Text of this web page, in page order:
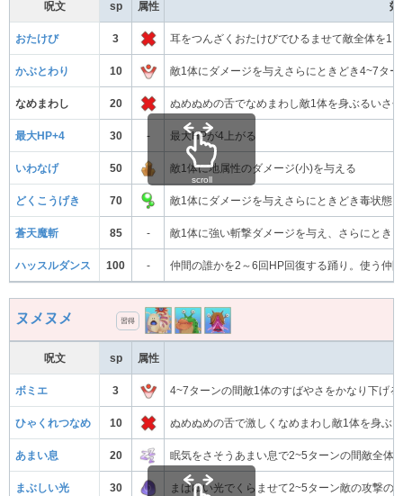
呪文 sp 属性 効
おたけび 3 耳をつんざくおたけびでひるませて敵全体を1
かぶとわり 10 敵1体にダメージを与えさらにときどき4~7タ
なめまわし 20 ぬめぬめの舌でなめまわし敵1体を身ぶるいさ
最大HP+4 30 - 最大HPが4上がる
いわなげ 50 敵1体に地属性のダメージ(小)を与える
どくこうげき 70 敵1体にダメージを与えさらにときどき毒状態
蒼天魔斬 85 - 敵1体に強い斬撃ダメージを与え、さらにとき
ハッスルダンス 100 - 仲間の誰かを2～6回HP回復する踊り。使う仲
scroll
ヌメヌメ 習得
呪文 sp 属性
ボミエ 3 4~7ターンの間敵1体のすばやさをかなり下げ
ひゃくれつなめ 10 ぬめぬめの舌で激しくなめまわし敵1体を身ぶ
あまい息 20 眠気をさそうあまい息で2~5ターンの間敵全体
まぶしい光 30 まばゆい光でくらませて2~5ターン敵の攻撃の